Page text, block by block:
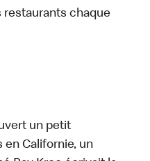
chaque
un petit
en Californie, un